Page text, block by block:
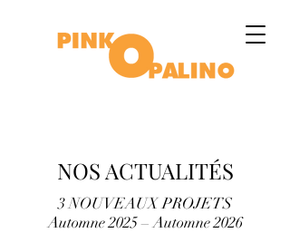
NOS ACTUALITÉS
​​​3 NOUVEAUX PROJETS
Automne 2025 – Automne 2026